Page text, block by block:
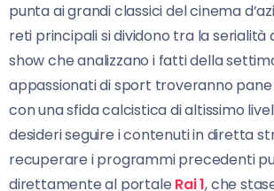
punta ai grandi classici del cinema
reti principali si dividono tra la serialità
show che analizzano i fatti della
appassionati di sport troveranno
con una sfida calcistica di altissimo
desideri seguire i contenuti in diretta
recuperare i programmi precedenti
direttamente al portale Rai 1, che